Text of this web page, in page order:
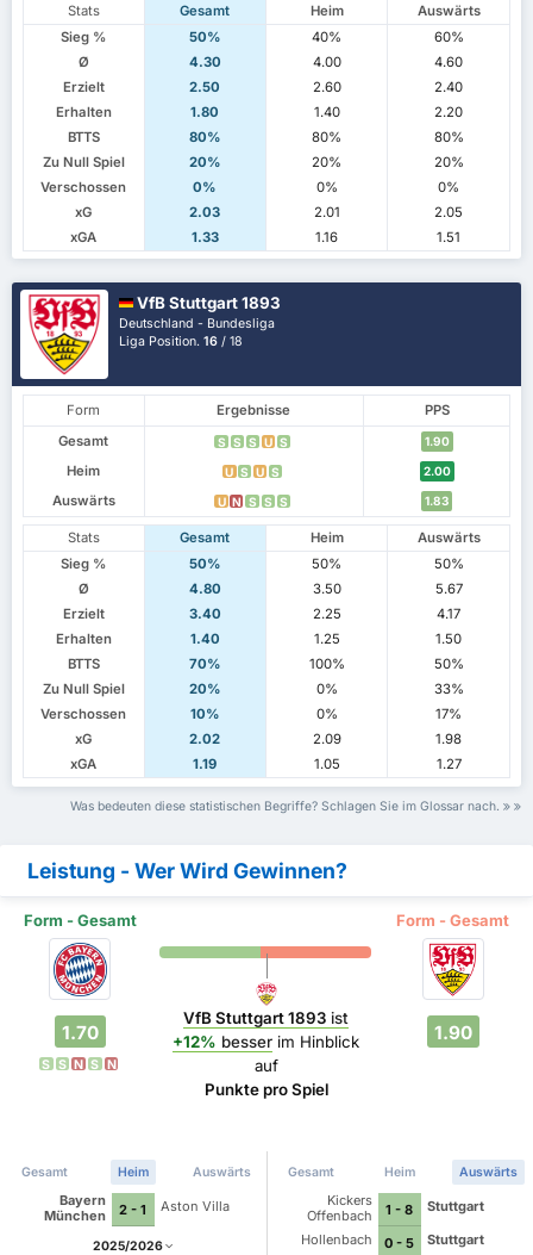
Stats Gesamt Heim
Auswärts
Sieg %
50% 40%
60%
Ø
4.30 4.00
4.60
Erzielt
2.50 2.60
2.40
Erhalten
1.80 1.40
2.20
BTTS
80% 80%
80%
Zu Null Spiel
20% 20%
20%
Verschossen
0% 0%
0%
xG
2.03 2.01
2.05
xGA
1.33 1.16 1.51
VfB Stuttgart 1893
Deutschland - Bundesliga
Liga Position.16 / 18
Form Ergebnisse
PPS
Gesamt
S S S U S 1.90
Heim U S U S 2.00
Auswärts U N S S S 1.83
Stats Gesamt Heim
Auswärts
Sieg %
50% 50%
50%
Ø
4.80 3.50
5.67
Erzielt
3.40 2.25
4.17
Erhalten
1.40 1.25
1.50
BTTS
70% 100%
50%
Zu Null Spiel
20% 0%
33%
Verschossen
10% 0%
17%
xG
2.02 2.09
1.98
xGA
1.19 1.05 1.27
Was bedeuten diese statistischen Begriffe? Schlagen Sie im Glossar nach.
Leistung - Wer Wird Gewinnen?
Form - Gesamt Form - Gesamt
1.70
S S N S N
VfB Stuttgart 1893 ist
+12% besser im Hinblick
auf
Punkte pro Spiel
1.90
Gesamt Heim Auswärts
Bayern
München
2 - 1 Aston Villa
2025/2026
Gesamt Heim Auswärts
Kickers
Offenbach
1 - 8
Stuttgart
Hollenbach
0 - 5
Stuttgart